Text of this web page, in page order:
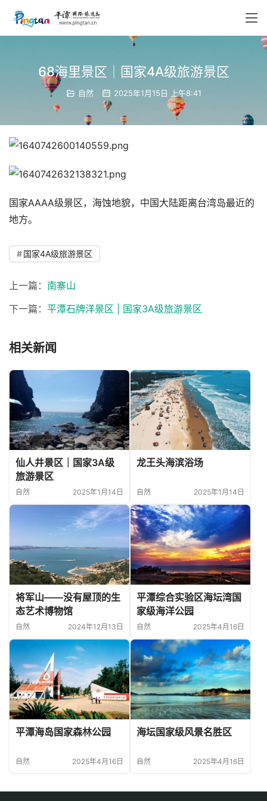
68海里景区｜国家4A级旅游景区
自然 2025年1月15日 上午8:41
国家AAAA级景区，海蚀地貌，中国大陆距离台湾岛最近的
地方。
国家4A级旅游景区
上一篇： 南寨山
下一篇： 平潭石牌洋景区 | 国家3A级旅游景区
相关新闻
仙人井景区｜国家3A级
旅游景区
自然 2025年1月14日
龙王头海滨浴场
自然 2025年1月14日
将军山——没有屋顶的生
态艺术博物馆
自然 2024年12月13日
平潭综合实验区海坛湾国
家级海洋公园
自然 2025年4月16日
平潭海岛国家森林公园
自然 2025年4月16日
海坛国家级风景名胜区
自然 2025年4月16日